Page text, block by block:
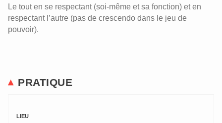
Le tout en se respectant (soi-même et sa fonction) et en
respectant l’autre (pas de crescendo dans le jeu de
pouvoir).
PRATIQUE
LIEU